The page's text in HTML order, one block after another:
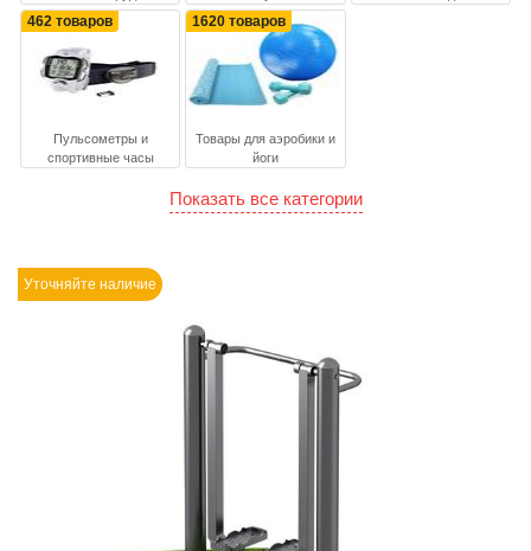
462 товаров
Пульсометры и
спортивные часы
1620 товаров
Товары для аэробики и
йоги
Показать все категории
Уточняйте наличие